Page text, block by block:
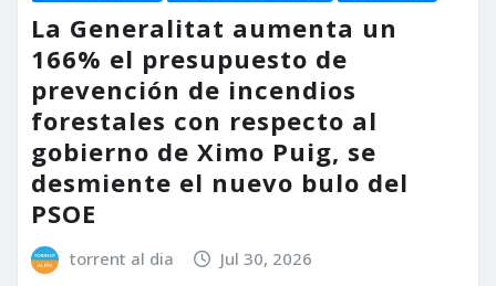
La Generalitat aumenta un
166% el presupuesto de
prevención de incendios
forestales con respecto al
gobierno de Ximo Puig, se
desmiente el nuevo bulo del
PSOE
torrent al dia Jul 30, 2026